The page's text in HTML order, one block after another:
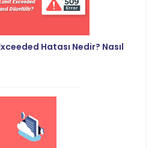
Hatası Nedir? Nasıl